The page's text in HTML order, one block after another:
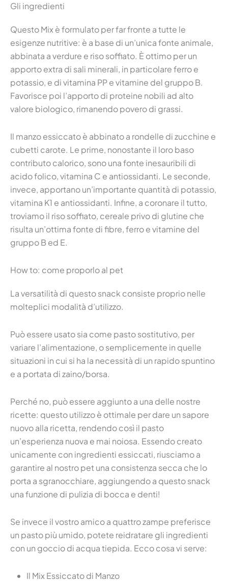
Gli ingredienti
Questo Mix è formulato per far fronte a tutte le
esigenze nutritive: è a base di un’unica fonte animale,
abbinata a verdure e riso soffiato. È ottimo per un
apporto extra di sali minerali, in particolare ferro e
potassio, e di vitamina PP e vitamine del gruppo B.
Favorisce poi l’apporto di proteine nobili ad alto
valore biologico, rimanendo povero di grassi.
Il manzo essiccato è abbinato a rondelle di zucchine e
cubetti carote. Le prime, nonostante il loro baso
contributo calorico, sono una fonte inesauribili di
acido folico, vitamina C e antiossidanti. Le seconde,
invece, apportano un’importante quantità di potassio,
vitamina K1 e antiossidanti. Infine, a coronare il tutto,
troviamo il riso soffiato, cereale privo di glutine che
risulta un’ottima fonte di fibre, ferro e vitamine del
gruppo B ed E.
How to: come proporlo al pet
La versatilità di questo snack consiste proprio nelle
molteplici modalità d’utilizzo.
Può essere usato sia come pasto sostitutivo, per
variare l’alimentazione, o semplicemente in quelle
situazioni in cui si ha la necessità di un rapido spuntino
e a portata di zaino/borsa.
Perché no, può essere aggiunto a una delle nostre
ricette: questo utilizzo è ottimale per dare un sapore
nuovo alla ricetta, rendendo così il pasto
un’esperienza nuova e mai noiosa. Essendo creato
unicamente con ingredienti essiccati, riusciamo a
garantire al nostro pet una consistenza secca che lo
porta a sgranocchiare, aggiungendo a questo snack
una funzione di pulizia di bocca e denti!
Se invece il vostro amico a quattro zampe preferisce
un pasto più umido, potete reidratare gli ingredienti
con un goccio di acqua tiepida. Ecco cosa vi serve:
Il Mix Essiccato di Manzo